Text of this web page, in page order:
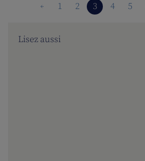
Lisez aussi
1 2 3 4 5